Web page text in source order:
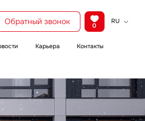
Обратный звонок 0
RU
Карьера Контакты